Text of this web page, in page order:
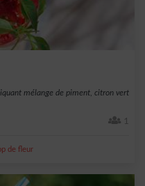
mélange de piment, citron vert
1
de fleur